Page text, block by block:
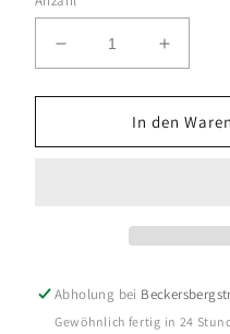
Verringere
die
Menge
Microbe
Erhöhe
die
Menge
für
In den
Abholung bei
Gewöhnlich fertig in 24